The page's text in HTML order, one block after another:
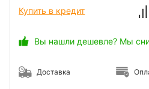
Купить в кредит
Вы нашли дешевле? Мы
Доставка